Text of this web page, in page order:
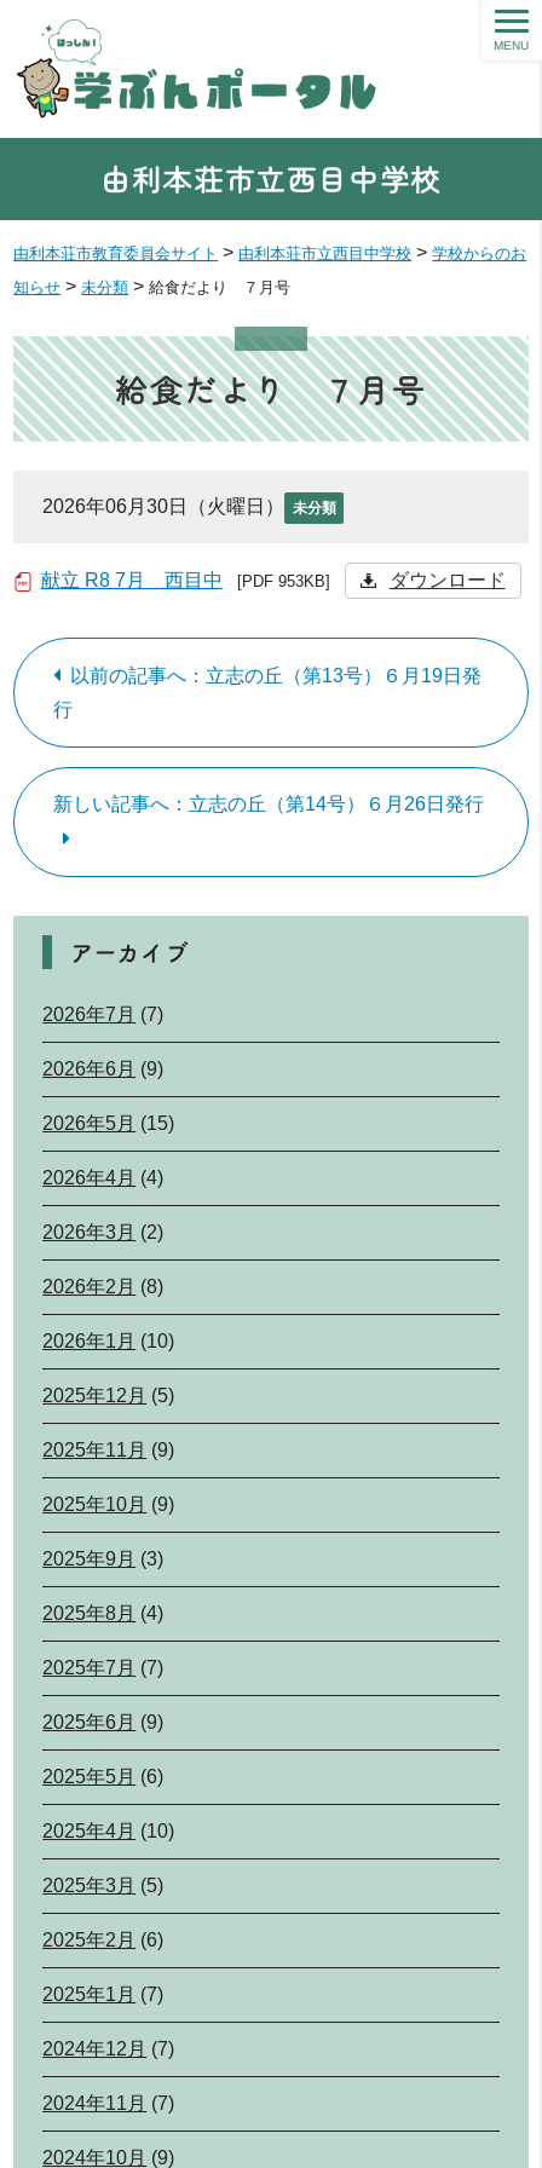
由利本荘市立西目中学校
MENU
由利本荘市教育委員会サイト > 由利本荘市立西目中学校 >学校からのお
知らせ >未分類 >給食だより ７月号
給食だより ７月号
2026年06月30日（火曜日） 未分類
献立 R8 7月 西目中 [PDF 953KB] ダウンロード
以前の記事へ：立志の丘（第13号）６月19日発
行
新しい記事へ：立志の丘（第14号）６月26日発行
アーカイブ
2026年7月 (7)
2026年6月 (9)
2026年5月 (15)
2026年4月 (4)
2026年3月 (2)
2026年2月 (8)
2026年1月 (10)
2025年12月 (5)
2025年11月 (9)
2025年10月 (9)
2025年9月 (3)
2025年8月 (4)
2025年7月 (7)
2025年6月 (9)
2025年5月 (6)
2025年4月 (10)
2025年3月 (5)
2025年2月 (6)
2025年1月 (7)
2024年12月 (7)
2024年11月 (7)
2024年10月 (9)